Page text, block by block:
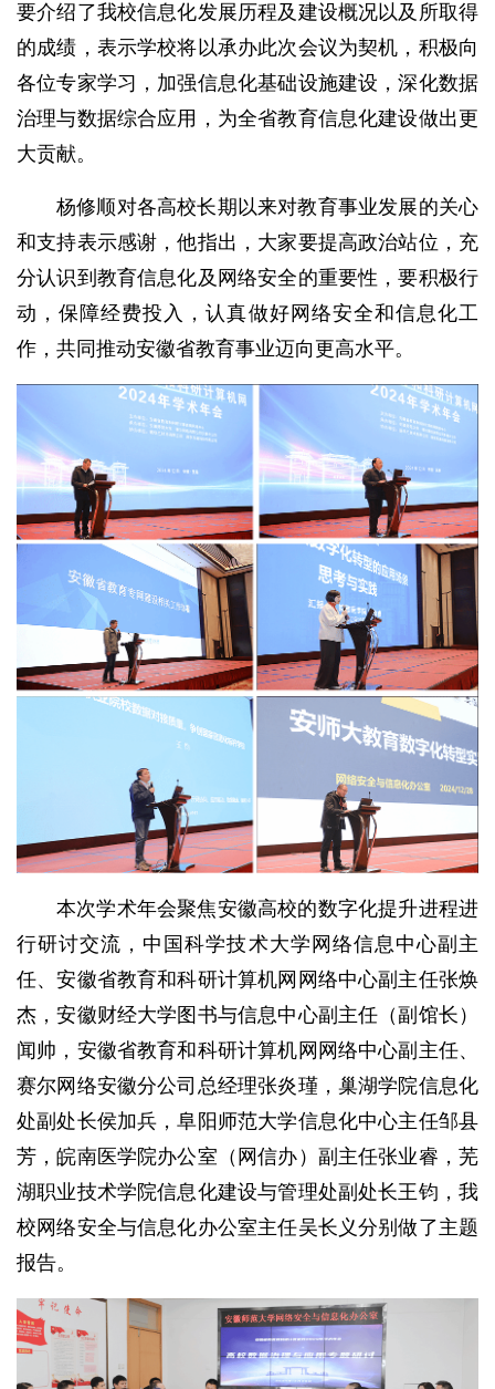
要介绍了我校信息化发展历程及建设概况以及所取得
的成绩，表示学校将以承办此次会议为契机，积极向
各位专家学习，加强信息化基础设施建设，深化数据
治理与数据综合应用，为全省教育信息化建设做出更
大贡献。
杨修顺对各高校长期以来对教育事业发展的关心
和支持表示感谢，他指出，大家要提高政治站位，充
分认识到教育信息化及网络安全的重要性，要积极行
动，保障经费投入，认真做好网络安全和信息化工
作，共同推动安徽省教育事业迈向更高水平。
本次学术年会聚焦安徽高校的数字化提升进程进
行研讨交流，中国科学技术大学网络信息中心副主
任、安徽省教育和科研计算机网网络中心副主任张焕
杰，安徽财经大学图书与信息中心副主任（副馆长）
闻帅，安徽省教育和科研计算机网网络中心副主任、
赛尔网络安徽分公司总经理张炎瑾，巢湖学院信息化
处副处长侯加兵，阜阳师范大学信息化中心主任邹县
芳，皖南医学院办公室（网信办）副主任张业睿，芜
湖职业技术学院信息化建设与管理处副处长王钧，我
校网络安全与信息化办公室主任吴长义分别做了主题
报告。